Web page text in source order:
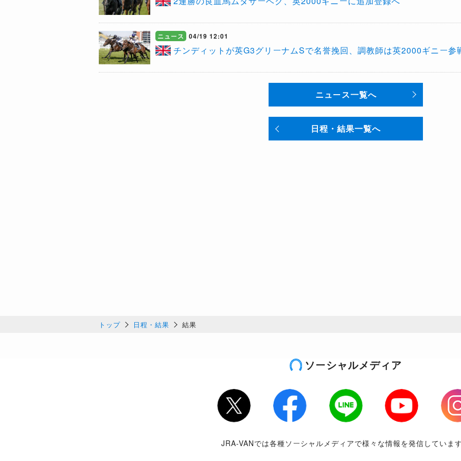
ニュース 04/19 12:01
チンディットが英G3グリーナムSで名誉挽回、調教師は英2000ギニー参
ニュース一覧へ
日程・結果一覧へ
トップ 日程・結果 結果
ソーシャルメディア
Twitter LINE Youtube
JRA-VANでは各種ソーシャルメディアで様々な情報を発信していま